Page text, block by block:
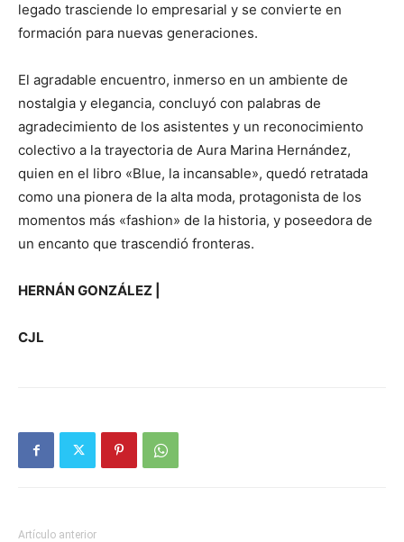
legado trasciende lo empresarial y se convierte en
formación para nuevas generaciones.
El agradable encuentro, inmerso en un ambiente de
nostalgia y elegancia, concluyó con palabras de
agradecimiento de los asistentes y un reconocimiento
colectivo a la trayectoria de Aura Marina Hernández,
quien en el libro «Blue, la incansable», quedó retratada
como una pionera de la alta moda, protagonista de los
momentos más «fashion» de la historia, y poseedora de
un encanto que trascendió fronteras.
HERNÁN GONZÁLEZ |
CJL
Artículo anterior